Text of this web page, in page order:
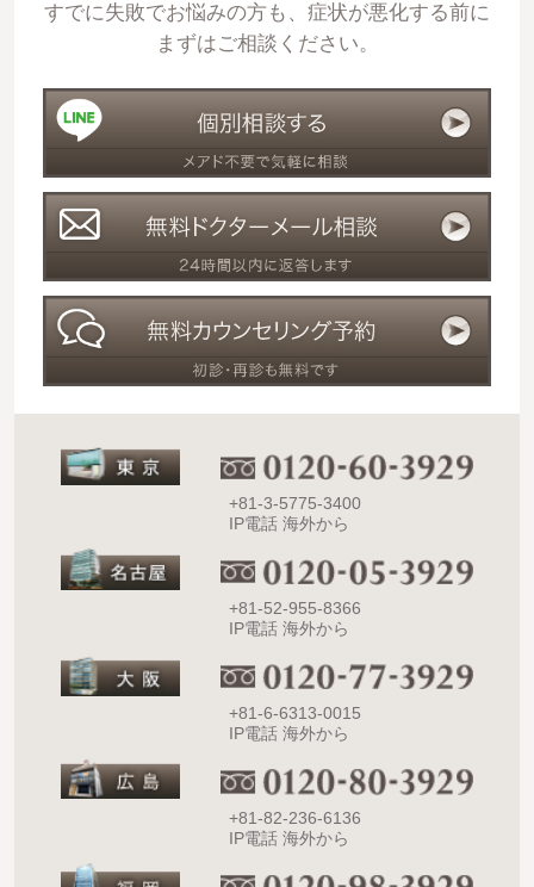
すでに失敗でお悩みの方も、症状が悪化する前に
まずはご相談ください。
+81-3-5775-3400
IP電話 海外から
+81-52-955-8366
IP電話 海外から
+81-6-6313-0015
IP電話 海外から
+81-82-236-6136
IP電話 海外から